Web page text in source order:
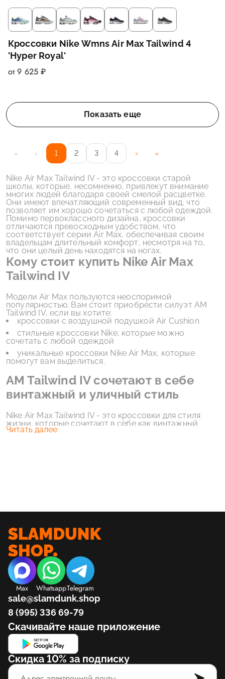
Кроссовки Nike Wmns Air Max Tailwind 4
'Hyper Royal'
от 9 625 ₽
Показать еще
« ‹ 1 2 3 4 › »
Nike Air Max Tailwind IV - это кроссовки старой
школы, которые, несомненно, привлекут внимание
многих людей благодаря своей смелой расцветке.
Они имеют впечатляющий современный вид, что
позволяет им хорошо сочетаться с любой одеждой.
Помимо первоклассного дизайна, кроссовки
отличаются превосходным удобством, что
соответствует серии Air Max, обеспечивая своим
владельцам длительный комфорт, несмотря на то,
что они целый день находятся на ногах.
Кому стоит купить Nike Air Max
Tailwind IV
Модели Air Max пользуются неоспоримой
популярностью. Вам стоит приобрести силуэт AM
Tailwind IV, если вы хотите:
кроссовки с воздушной подушкой Air Cushion
стильные кроссовки Nike, которые можно
сочетать с любой одеждой
уникальные кроссовки Nike Air Max, которые
помогут вам выделиться.
AM Tailwind IV сочетают в себе
винтажный и уличный стиль
Nike Air Max Tailwind IV - это кроссовки для стиля
жизни, которые сочетают в себе как винтажный
стиль, так и стиль streetwear. Эта пара придает
Читать далее
Max WhatsappTelegram
sale@slamdunk.shop
8 (995) 336 69-79
Скачивайте наше приложение
Скидка 10% за подписку